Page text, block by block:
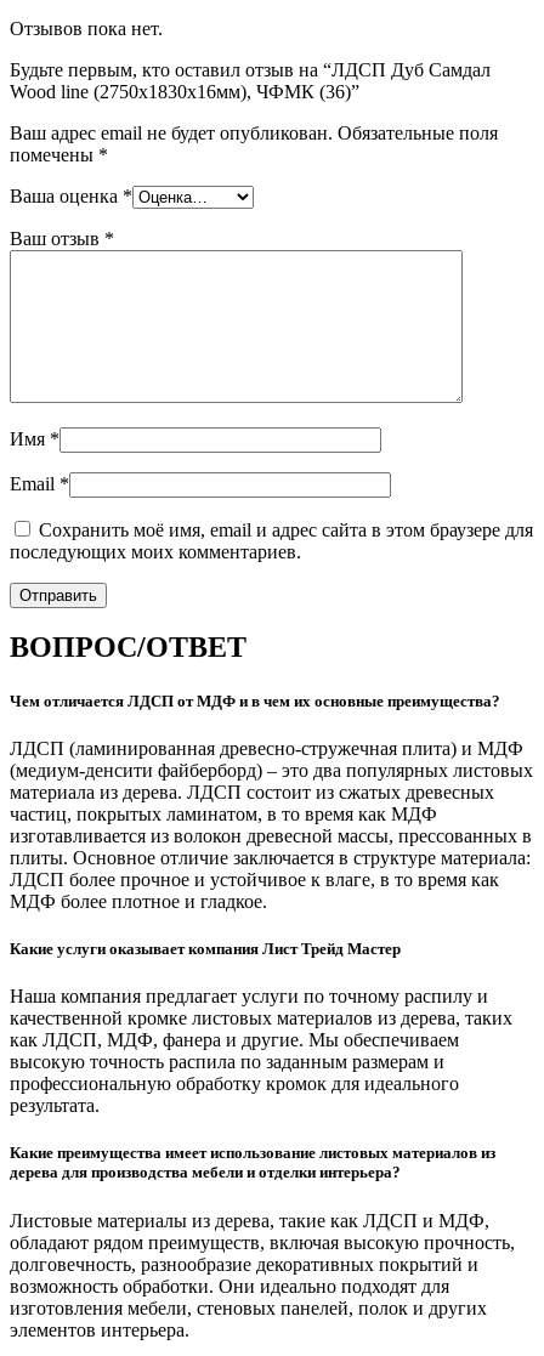
Отзывов пока нет.
Будьте первым, кто оставил отзыв на “ЛДСП Дуб Самдал
Wood line (2750х1830х16мм), ЧФМК (36)”
Ваш адрес email не будет опубликован. Обязательные поля
помечены *
Ваша оценка *
Ваш отзыв *
Имя *
Email *
Сохранить моё имя, email и адрес сайта в этом браузере для
последующих моих комментариев.
ВОПРОС/ОТВЕТ
Чем отличается ЛДСП от МДФ и в чем их основные преимущества?
ЛДСП (ламинированная древесно-стружечная плита) и МДФ
(медиум-денсити файберборд) – это два популярных листовых
материала из дерева. ЛДСП состоит из сжатых древесных
частиц, покрытых ламинатом, в то время как МДФ
изготавливается из волокон древесной массы, прессованных в
плиты. Основное отличие заключается в структуре материала:
ЛДСП более прочное и устойчивое к влаге, в то время как
МДФ более плотное и гладкое.
Какие услуги оказывает компания Лист Трейд Мастер
Наша компания предлагает услуги по точному распилу и
качественной кромке листовых материалов из дерева, таких
как ЛДСП, МДФ, фанера и другие. Мы обеспечиваем
высокую точность распила по заданным размерам и
профессиональную обработку кромок для идеального
результата.
Какие преимущества имеет использование листовых материалов из
дерева для производства мебели и отделки интерьера?
Листовые материалы из дерева, такие как ЛДСП и МДФ,
обладают рядом преимуществ, включая высокую прочность,
долговечность, разнообразие декоративных покрытий и
возможность обработки. Они идеально подходят для
изготовления мебели, стеновых панелей, полок и других
элементов интерьера.